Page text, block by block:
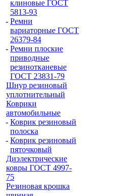
клиновые ГОСТ
5813-93
- Ремни
вариаторные ГОСТ
26379-84
- Ремни плоские
приводные
резинотканевые
ГОСТ 23831-79
Шнур резиновый
уплотнительный
Коврики
автомобильные
- Коврик резиновый
полоска
- Коврик резиновый
пяточковый
Диэлектрические
ковры ГОСТ 4997-
75
Резиновая крошка